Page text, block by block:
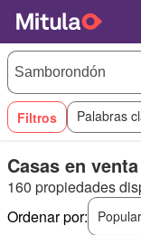
Filtros Palabras
Casas en
160 propiedades
Ordenar por: